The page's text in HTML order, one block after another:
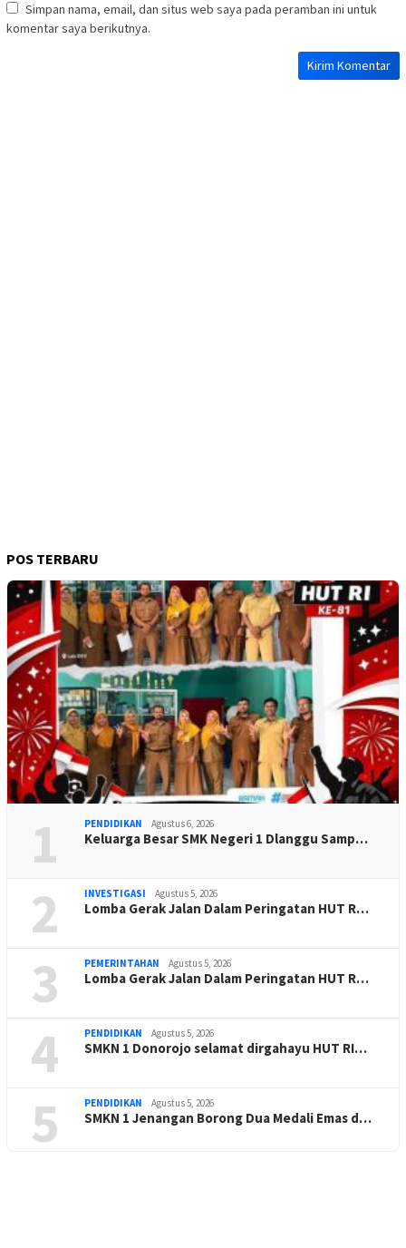
Simpan nama, email, dan situs web saya pada peramban ini untuk
komentar saya berikutnya.
POS TERBARU
1 PENDIDIKAN Agustus 6, 2026
Keluarga Besar SMK Negeri 1 Dlanggu Samp…
2 INVESTIGASI Agustus 5, 2026
Lomba Gerak Jalan Dalam Peringatan HUT R…
3 PEMERINTAHAN Agustus 5, 2026
Lomba Gerak Jalan Dalam Peringatan HUT R…
4 PENDIDIKAN Agustus 5, 2026
SMKN 1 Donorojo selamat dirgahayu HUT RI…
5 PENDIDIKAN Agustus 5, 2026
SMKN 1 Jenangan Borong Dua Medali Emas d…